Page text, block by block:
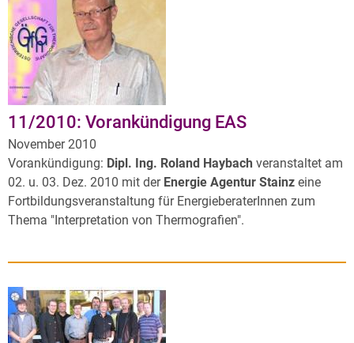
11/2010: Vorankündigung EAS
November 2010
Vorankündigung: Dipl. Ing. Roland Haybach veranstaltet am
02. u. 03. Dez. 2010 mit der Energie Agentur Stainz eine
Fortbildungsveranstaltung für EnergieberaterInnen zum
Thema "Interpretation von Thermografien".